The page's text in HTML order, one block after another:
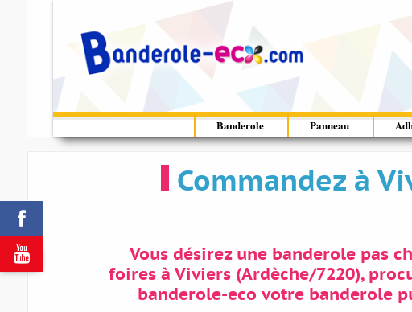


Banderole Panneau
Commandez à
Vous désirez une banderole pas
foires à Viviers (Ardèche/7220),
banderole-eco votre banderole